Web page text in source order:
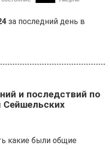
за последний день в
и последствий по
Сейшельских
какие были общие